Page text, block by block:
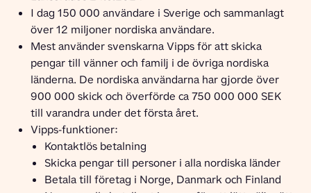
I dag 150 000 användare i Sverige och sammanlagt
över 12 miljoner nordiska användare.
Mest använder svenskarna Vipps för att skicka
pengar till vänner och familj i de övriga nordiska
länderna. De nordiska användarna har gjorde över
900 000 skick och överförde ca 750 000 000 SEK
till varandra under det första året.
Vipps-funktioner:
Kontaktlös betalning
Skicka pengar till personer i alla nordiska länder
Betala till företag i Norge, Danmark och Finland